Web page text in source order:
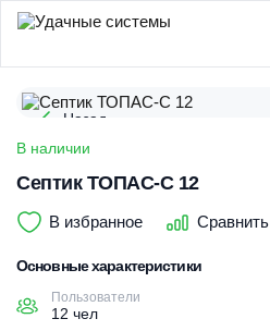
Назад
В наличии
Септик ТОПАС-С 12
В избранное Сравнить
Основные характеристики
Пользователи
12 чел